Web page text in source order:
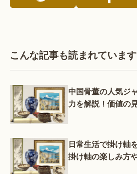
こんな記事も読まれています
中国骨董の人気ジ
力を解説！価値の
日常生活で掛け軸
掛け軸の楽しみ方